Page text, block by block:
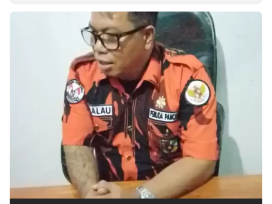
INDONESIA
Dinamikapost.com